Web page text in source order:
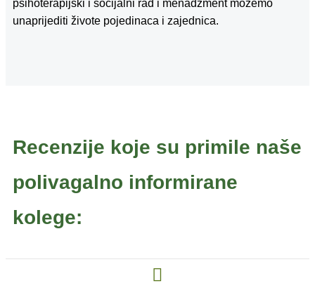
psihoterapijski i socijalni rad i menadžment možemo
unaprijediti živote pojedinaca i zajednica.
Recenzije koje su primile naše
polivagalno informirane
kolege: